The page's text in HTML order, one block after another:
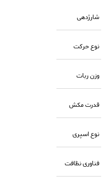
شارژدهی
نوع حرکت
وزن ربات
قدرت مکش
نوع اسپری
فناوری نظافت